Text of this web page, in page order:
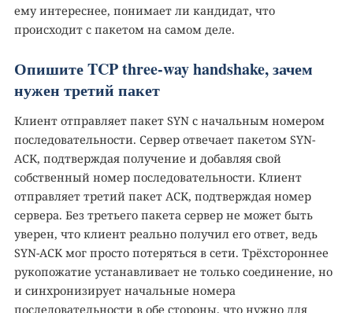
ему интереснее, понимает ли кандидат, что
происходит с пакетом на самом деле.
Опишите TCP three-way handshake, зачем
нужен третий пакет
Клиент отправляет пакет SYN с начальным номером
последовательности. Сервер отвечает пакетом SYN-
ACK, подтверждая получение и добавляя свой
собственный номер последовательности. Клиент
отправляет третий пакет ACK, подтверждая номер
сервера. Без третьего пакета сервер не может быть
уверен, что клиент реально получил его ответ, ведь
SYN-ACK мог просто потеряться в сети. Трёхстороннее
рукопожатие устанавливает не только соединение, но
и синхронизирует начальные номера
последовательности в обе стороны, что нужно для